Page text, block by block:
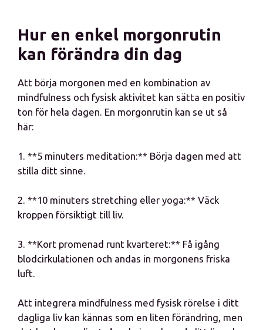
Hur en enkel morgonrutin
kan förändra din dag
Att börja morgonen med en kombination av
mindfulness och fysisk aktivitet kan sätta en positiv
ton för hela dagen. En morgonrutin kan se ut så
här:
1. **5 minuters meditation:** Börja dagen med att
stilla ditt sinne.
2. **10 minuters stretching eller yoga:** Väck
kroppen försiktigt till liv.
3. **Kort promenad runt kvarteret:** Få igång
blodcirkulationen och andas in morgonens friska
luft.
Att integrera mindfulness med fysisk rörelse i ditt
dagliga liv kan kännas som en liten förändring, men